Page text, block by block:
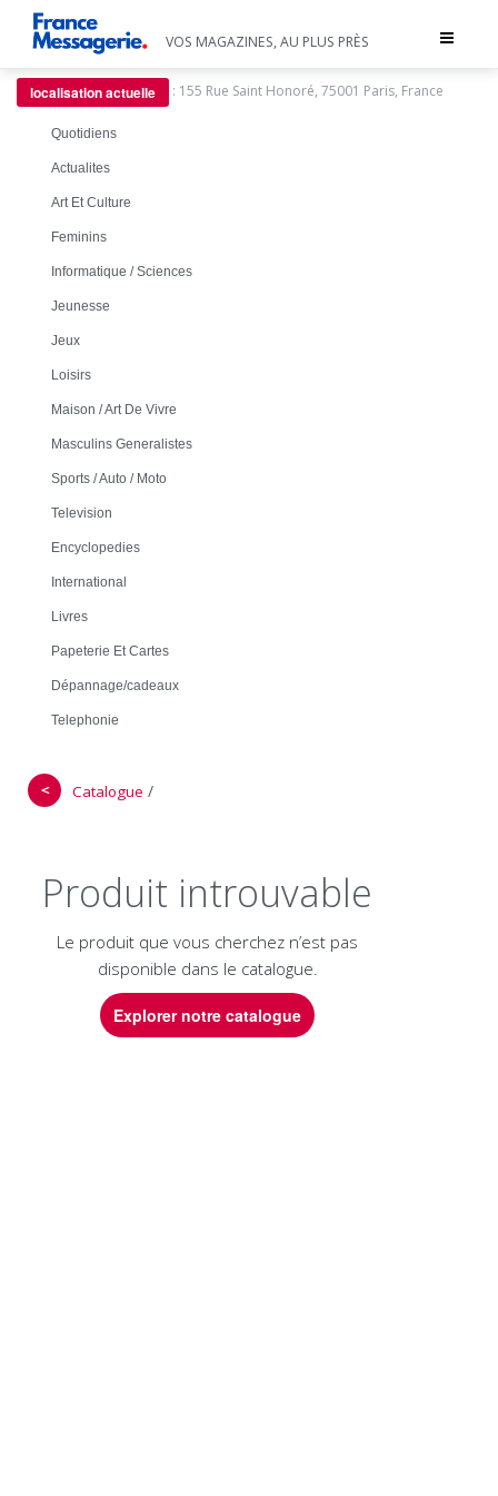
Toggle
VOS MAGAZINES, AU PLUS PRÈS
localisation actuelle : 155 Rue Saint Honoré, 75001 Paris, France
Quotidiens
Actualites
Art Et Culture
Feminins
Informatique / Sciences
Jeunesse
Jeux
Loisirs
Maison / Art De Vivre
Masculins Generalistes
Sports / Auto / Moto
Television
Encyclopedies
International
Livres
Papeterie Et Cartes
Dépannage/cadeaux
Telephonie
＜ Catalogue /
Produit introuvable
Le produit que vous cherchez n’est pas
disponible dans le catalogue.
Explorer notre catalogue